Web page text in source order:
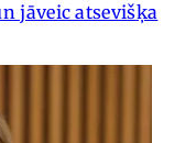
jāveic atsevišķa